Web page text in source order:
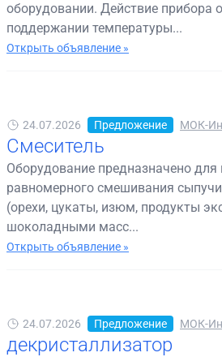
оборудовании. Действие прибора
поддержании температуры...
Открыть объявление »
24.07.2026 Предложение МОК-
Смеситель
Оборудование предназначено для
равномерного смешивания
(орехи, цукаты, изюм, продукты
шоколадными масс...
Открыть объявление »
24.07.2026 Предложение МОК-
декристаллизатор